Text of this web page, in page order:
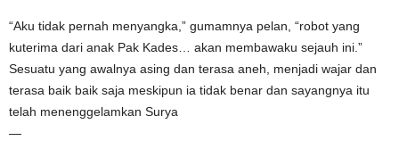
“Aku tidak pernah menyangka,” gumamnya pelan, “robot yang
kuterima dari anak Pak Kades… akan membawaku sejauh ini.”
Sesuatu yang awalnya asing dan terasa aneh, menjadi wajar dan
terasa baik baik saja meskipun ia tidak benar dan sayangnya itu
telah menenggelamkan Surya
—